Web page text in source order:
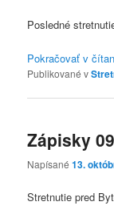
Posledné
Pokračovať v
Publikované v
Zápisky
Napísané13.
Stretnutie pred